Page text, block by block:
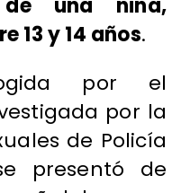
de una niña,
13 y 14 años.
por el
por la
de Policía
presentó de